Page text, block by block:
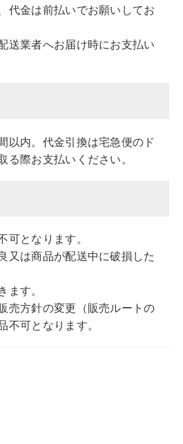
代金は前払いでお願いしてお
送業者へお届け時にお支払い
以内。代金引換は宅急便のド
る際お支払いください。
可となります。
又は商品が配送中に破損した
す。
売方針の変更（販売ルートの
可となります。